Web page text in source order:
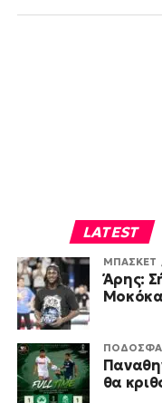
LATEST
ΜΠΑΣΚΕΤ
Άρης:
Μοκόκα
θα